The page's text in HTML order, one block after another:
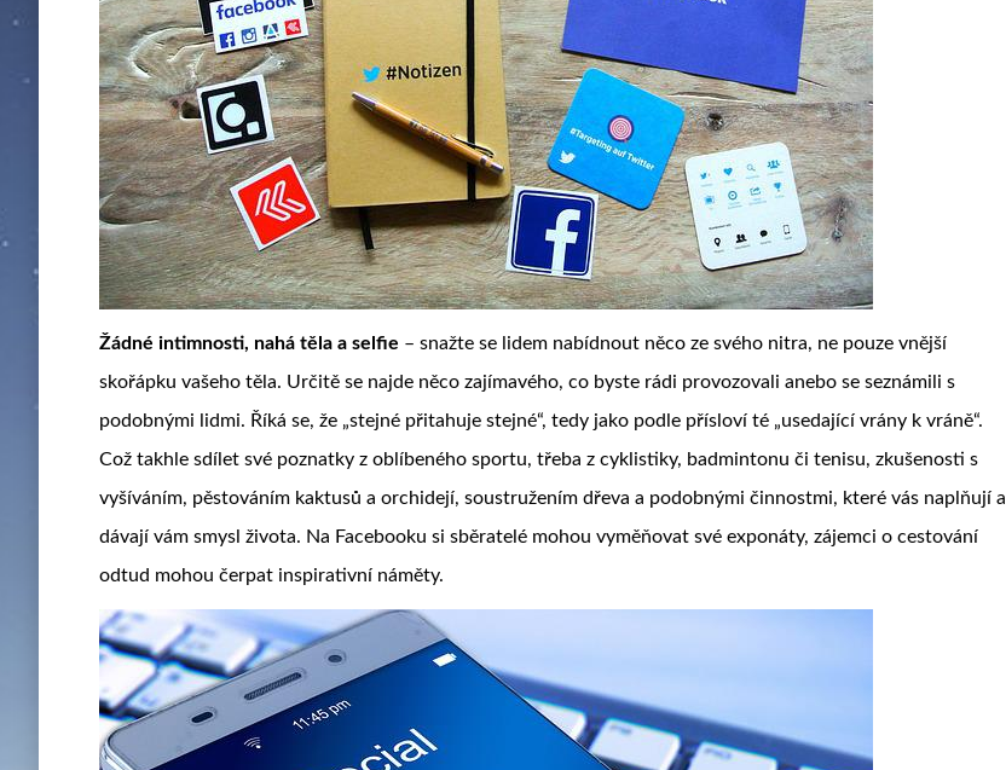
Žádné intimnosti, nahá těla a selfie – snažte se lidem nabídnout něco ze svého nitra, ne pouze vnější
skořápku vašeho těla. Určitě se najde něco zajímavého, co byste rádi provozovali anebo se seznámili s
podobnými lidmi. Říká se, že „stejné přitahuje stejné“, tedy jako podle přísloví té „usedající vrány k vráně“.
Což takhle sdílet své poznatky z oblíbeného sportu, třeba z cyklistiky, badmintonu či tenisu, zkušenosti s
vyšíváním, pěstováním kaktusů a orchidejí, soustružením dřeva a podobnými činnostmi, které vás naplňují a
dávají vám smysl života. Na Facebooku si sběratelé mohou vyměňovat své exponáty, zájemci o cestování
odtud mohou čerpat inspirativní náměty.